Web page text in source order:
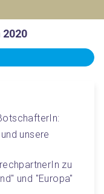
2020
und unsere
zu
und "Europa"